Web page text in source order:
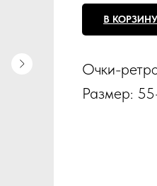
В КОРЗИНУ
Очки-
Размер: